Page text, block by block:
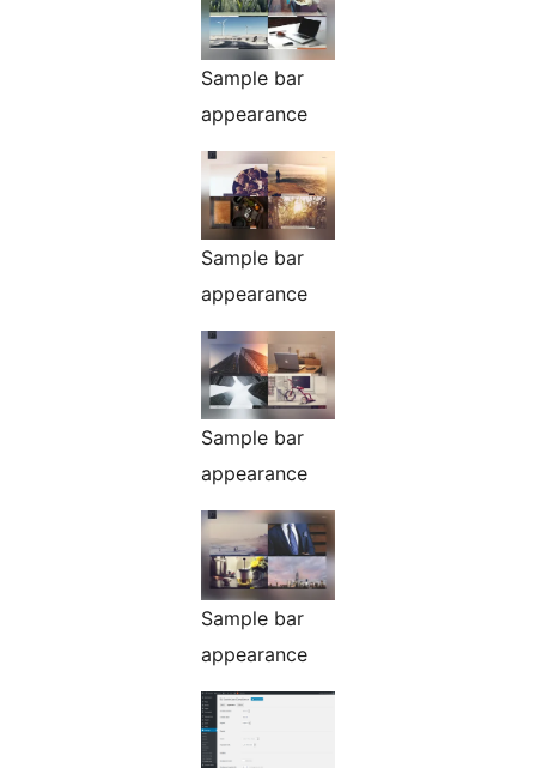
Sample bar
appearance
Sample bar
appearance
Sample bar
appearance
Sample bar
appearance